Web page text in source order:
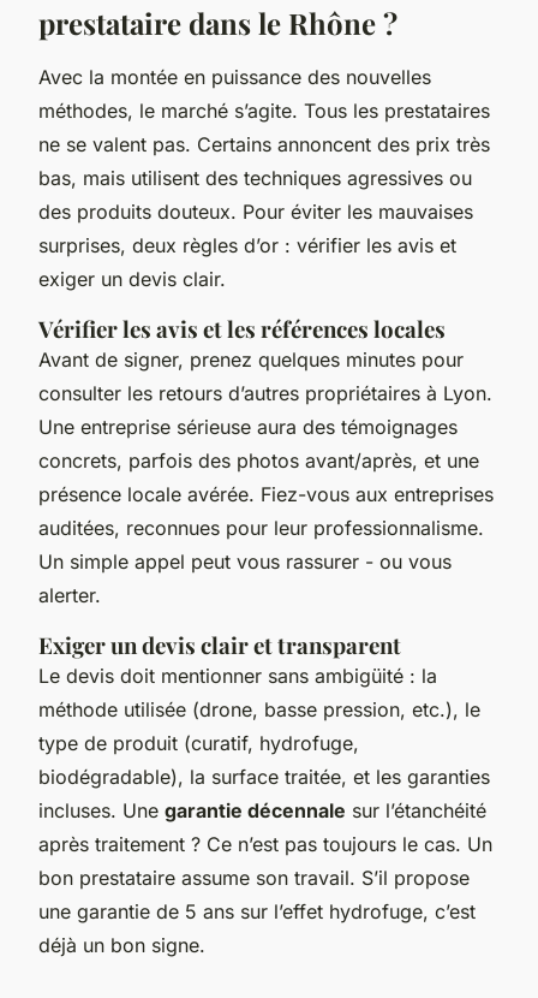
prestataire dans le Rhône ?
Avec la montée en puissance des nouvelles
méthodes, le marché s’agite. Tous les prestataires
ne se valent pas. Certains annoncent des prix très
bas, mais utilisent des techniques agressives ou
des produits douteux. Pour éviter les mauvaises
surprises, deux règles d’or : vérifier les avis et
exiger un devis clair.
Vérifier les avis et les références locales
Avant de signer, prenez quelques minutes pour
consulter les retours d’autres propriétaires à Lyon.
Une entreprise sérieuse aura des témoignages
concrets, parfois des photos avant/après, et une
présence locale avérée. Fiez-vous aux entreprises
auditées, reconnues pour leur professionnalisme.
Un simple appel peut vous rassurer - ou vous
alerter.
Exiger un devis clair et transparent
Le devis doit mentionner sans ambigüité : la
méthode utilisée (drone, basse pression, etc.), le
type de produit (curatif, hydrofuge,
biodégradable), la surface traitée, et les garanties
incluses. Une garantie décennale sur l’étanchéité
après traitement ? Ce n’est pas toujours le cas. Un
bon prestataire assume son travail. S’il propose
une garantie de 5 ans sur l’effet hydrofuge, c’est
déjà un bon signe.